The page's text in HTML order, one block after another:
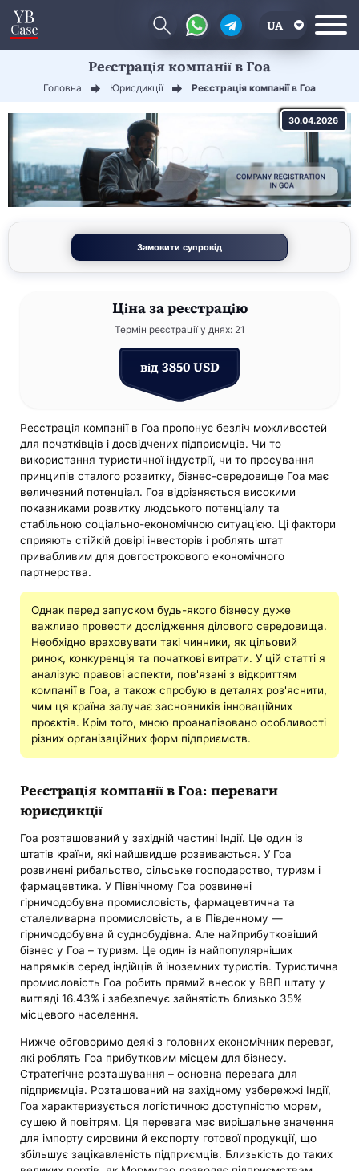
UA
Реєстрація компанії в Гоа
Головна Юрисдикції Реєстрація компанії в Гоа
30.04.2026
Замовити супровід
Ціназа реєстрацію
Термін реєстрації у днях: 21
від 3850 USD
Реєстрація компанії в Гоа пропонує безліч можливостей
для початківців і досвідчених підприємців. Чи то
використання туристичної індустрії, чи то просування
принципів сталого розвитку, бізнес-середовище Гоа має
величезний потенціал. Гоа відрізняється високими
показниками розвитку людського потенціалу та
стабільною соціально-економічною ситуацією. Ці фактори
сприяють стійкій довірі інвесторів і роблять штат
привабливим для довгострокового економічного
партнерства.
Однак перед запуском будь-якого бізнесу дуже
важливо провести дослідження ділового середовища.
Необхідно враховувати такі чинники, як цільовий
ринок, конкуренція та початкові витрати. У цій статті я
аналізую правові аспекти, пов'язані з відкриттям
компанії в Гоа, а також спробую в деталях роз'яснити,
чим ця країна залучає засновників інноваційних
проєктів. Крім того, мною проаналізовано особливості
різних організаційних форм підприємств.
Реєстрація компанії в Гоа: переваги
юрисдикції
Гоа розташований у західній частині Індії. Це один із
штатів країни, які найшвидше розвиваються. У Гоа
розвинені рибальство, сільське господарство, туризм і
фармацевтика. У Північному Гоа розвинені
гірничодобувна промисловість, фармацевтична та
сталеливарна промисловість, а в Південному —
гірничодобувна й суднобудівна. Але найприбутковіший
бізнес у Гоа – туризм. Це один із найпопулярніших
напрямків серед індійців й іноземних туристів. Туристична
промисловість Гоа робить прямий внесок у ВВП штату у
вигляді 16.43% і забезпечує зайнятість близько 35%
місцевого населення.
Нижче обговоримо деякі з головних економічних переваг,
які роблять Гоа прибутковим місцем для бізнесу.
Стратегічне розташування – основна перевага для
підприємців. Розташований на західному узбережжі Індії,
Гоа характеризується логістичною доступністю морем,
сушею й повітрям. Ця перевага має вирішальне значення
для імпорту сировини й експорту готової продукції, що
збільшує зацікавленість підприємців. Близькість до таких